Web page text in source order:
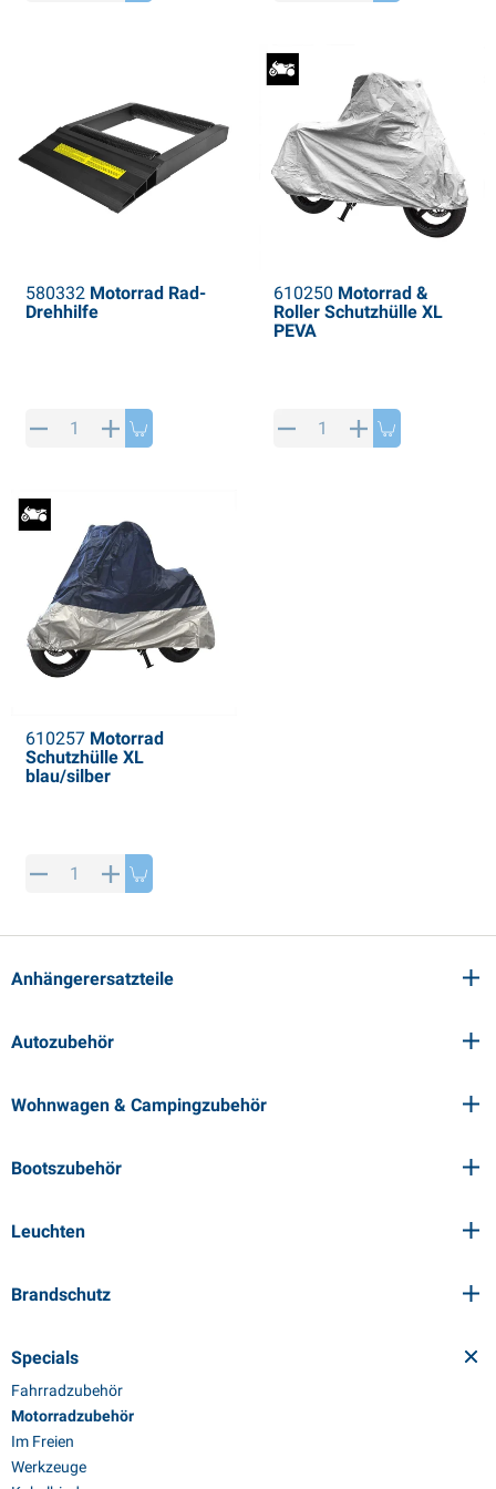
Anhängerersatzteile
Autozubehör
Wohnwagen & Campingzubehör
Bootszubehör
Leuchten
Brandschutz
Specials
Fahrradzubehör
Motorradzubehör
Im Freien
Werkzeuge
580332Motorrad Rad-
Drehhilfe
610250 Motorrad &
Roller Schutzhülle XL
PEVA
610257Motorrad
Schutzhülle XL
blau/silber